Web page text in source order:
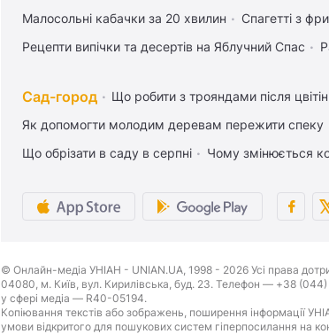
Малосольні кабачки за 20 хвилин
Спагетті з
Рецепти випічки та десертів на Яблучний Спас
Сад-город Що робити з трояндами після
Як допомогти молодим деревам пережити спеку
Що обрізати в саду в серпні
Чому змінюється
© Онлайн-медіа УНІАН - UNIAN.UA, 1998 - 2026 Усі права
04080, м. Київ, вул. Кирилівська, буд. 23. Телефон — +38 (044)
у сфері медіа — R40-05194.
Копіювання текстів або зображень, поширення інформації
умови відкритого для пошукових систем гіперпосилання на